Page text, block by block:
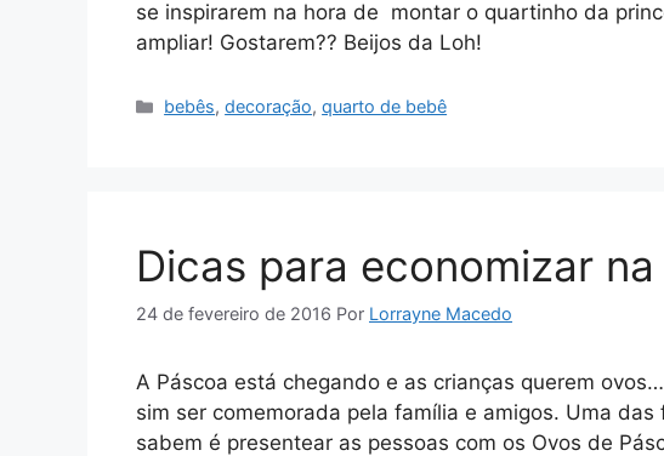
se inspirarem na hora de montar o quartinho da
ampliar! Gostarem?? Beijos da Loh!
Categorias
bebês,decoração,quarto de bebê
Dicas para economizar
24 de fevereiro de 2016 Por Lorrayne Macedo
A Páscoa está chegando e as crianças querem
sim ser comemorada pela família e amigos. Uma
sabem é presentear as pessoas com os Ovos de